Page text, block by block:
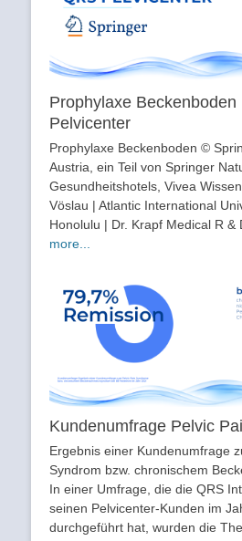
Prophylaxe Beckenboden
Pelvicenter
Prophylaxe Beckenboden ©
Austria, ein Teil von Springer
Gesundheitshotels, Vivea
Vöslau | Atlantic International
Honolulu | Dr. Krapf Medical R &
more...
Kundenumfrage Pelvic
Ergebnis einer Kundenumfrage
Syndrom bzw. chronischem
In einer Umfrage, die die QRS
seinen Pelvicenter-Kunden im
durchgeführt hat, wurden die